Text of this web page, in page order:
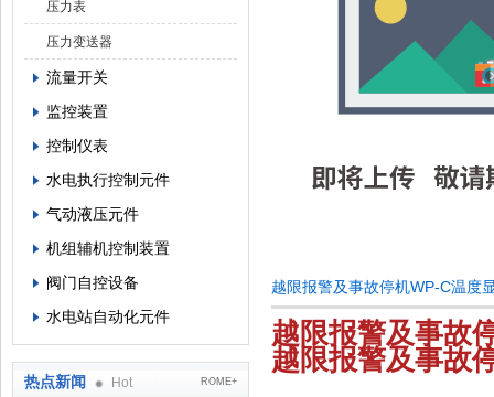
压力表
压力变送器
流量开关
监控装置
控制仪表
水电执行控制元件
气动液压元件
机组辅机控制装置
阀门自控设备
水电站自动化元件
热点新闻 Hot ROME+
越限报警及事故停机WP-C温度
越限报警及事故
越限报警及事故